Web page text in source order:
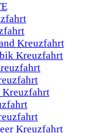
Kreuzfahrt
Kreuzfahrt
Kreuzfahrt
Kreuzfahrt